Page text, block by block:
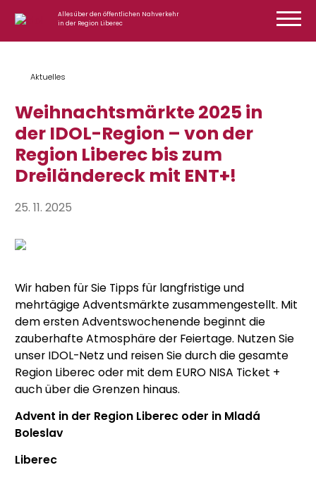
Alles über den öffentlichen Nahverkehr
in der Region Liberec
Aktuelles
Weihnachtsmärkte 2025 in
der IDOL-Region – von der
Region Liberec bis zum
Dreiländereck mit ENT+!
25. 11. 2025
Wir haben für Sie Tipps für langfristige und
mehrtägige Adventsmärkte zusammengestellt. Mit
dem ersten Adventswochenende beginnt die
zauberhafte Atmosphäre der Feiertage. Nutzen Sie
unser IDOL-Netz und reisen Sie durch die gesamte
Region Liberec oder mit dem EURO NISA Ticket +
auch über die Grenzen hinaus.
Advent in der Region Liberec oder in Mladá
Boleslav
Liberec